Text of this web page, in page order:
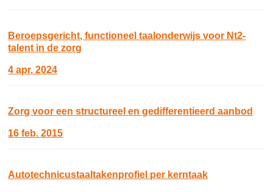
Beroepsgericht, functioneel taalonderwijs voor Nt2-
talent in de zorg
4 apr. 2024
Zorg voor een structureel en gedifferentieerd aanbod
16 feb. 2015
Autotechnicustaaltakenprofiel per kerntaak